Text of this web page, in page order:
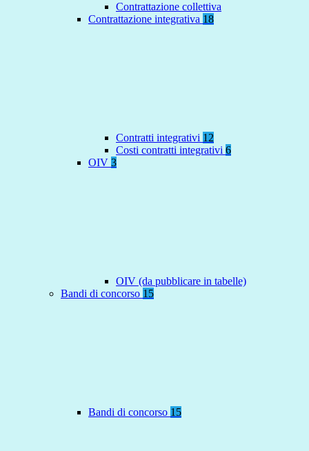
Contrattazione collettiva
Contrattazione integrativa 18
Contratti integrativi 12
Costi contratti integrativi 6
OIV 3
OIV (da pubblicare in tabelle)
Bandi di concorso 15
Bandi di concorso 15